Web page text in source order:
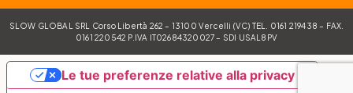
SLOW GLOBAL SRL Corso Libertà 262 – 13100 Vercelli (VC) TEL. 0161 219438 – FAX.
0161 220542 P.IVA IT02684320027 – SDI USAL8PV
Le tue preferenze relative alla privacy